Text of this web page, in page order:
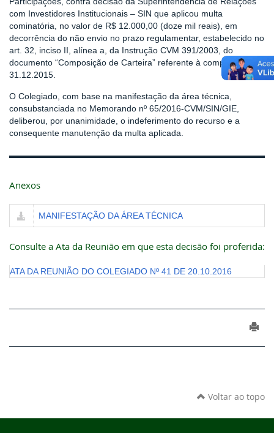
com Investidores Institucionais – SIN que aplicou multa
cominatória, no valor de R$ 12.000,00 (doze mil reais), em
decorrência do não envio no prazo regulamentar, estabelecido no
art. 32, inciso II, alínea a, da Instrução CVM 391/2003, do
documento “Composição de Carteira” referente à competência de
31.12.2015.
O Colegiado, com base na manifestação da área técnica,
consubstanciada no Memorando nº 65/2016-CVM/SIN/GIE,
deliberou, por unanimidade, o indeferimento do recurso e a
consequente manutenção da multa aplicada.
Anexos
MANIFESTAÇÃO DA ÁREA TÉCNICA
Consulte a Ata da Reunião em que esta decisão foi proferida:
ATA DA REUNIÃO DO COLEGIADO Nº 41 DE 20.10.2016
Voltar ao topo